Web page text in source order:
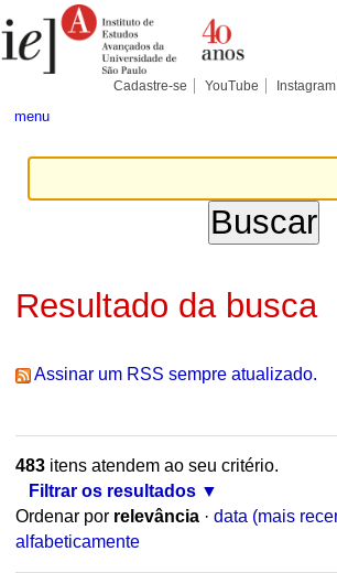
para
conteúdo.
Pessoais
Cadastre-se YouTube Instagram
menu
Resultado da busca
Assinar um RSS sempre atualizado.
483itens atendem ao seu critério.
Filtrar os resultados
Ordenar por relevância · data (mais
alfabeticamente